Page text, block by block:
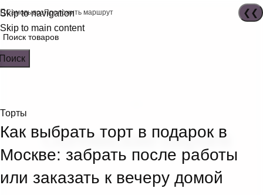
Skip to navigation
Skip to main content
СамовывозПроложить маршрут
Торты
Как выбрать торт в подарок в
Москве: забрать после работы
или заказать к вечеру домой